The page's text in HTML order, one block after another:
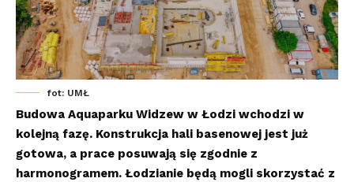
fot: UMŁ
Budowa Aquaparku Widzew w Łodzi wchodzi w
kolejną fazę. Konstrukcja hali basenowej jest już
gotowa, a prace posuwają się zgodnie z
harmonogramem. Łodzianie będą mogli skorzystać z